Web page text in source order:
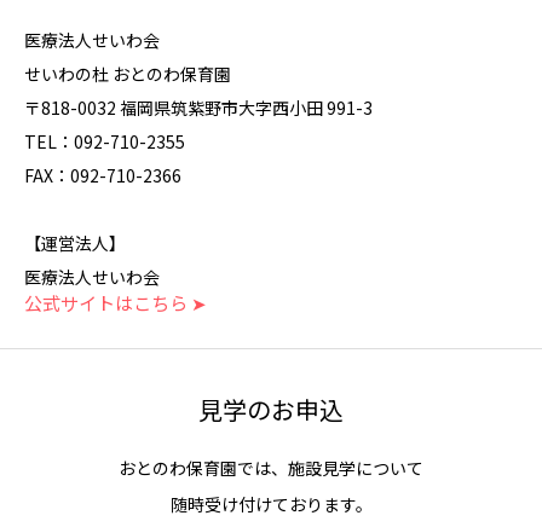
医療法人せいわ会
せいわの杜 おとのわ保育園
〒818-0032 福岡県筑紫野市大字西小田 991-3
TEL：092-710-2355
FAX：092-710-2366
【運営法人】
医療法人せいわ会
公式サイトはこちら ➤
見学のお申込
おとのわ保育園では、施設見学について
随時受け付けております。